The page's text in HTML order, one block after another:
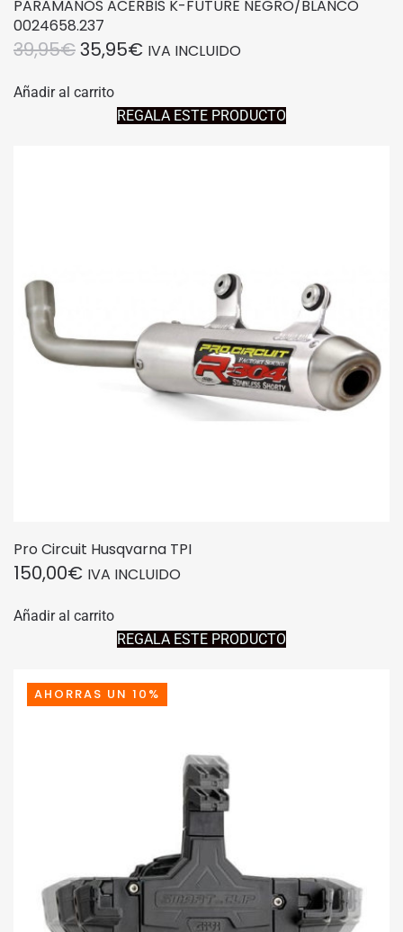
PARAMANOS ACERBIS K-FUTURE NEGRO/BLANCO
0024658.237
39,95€EL
ORIGINAL
35,95€EL
ACTUAL
ES:
IVA INCLUIDO
Añadir al carrito
REGALA ESTE PRODUCTO
Pro Circuit Husqvarna TPI
150,00€ IVA INCLUIDO
Añadir al carrito
REGALA ESTE PRODUCTO
AHORRAS UN 10%